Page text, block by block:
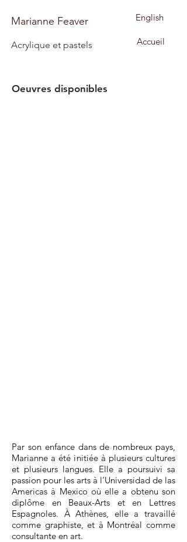
Marianne Feaver English
Acrylique et pastels Accueil
Oeuvres disponibles
Par son enfance dans de nombreux pays,
Marianne a été initiée à plusieurs cultures
et plusieurs langues. Elle a poursuivi sa
passion pour les arts à l’Universidad de las
Americas à Mexico où elle a obtenu son
diplôme en Beaux-Arts et en Lettres
Espagnoles. À Athènes, elle a travaillé
comme graphiste, et à Montréal comme
consultante en art.